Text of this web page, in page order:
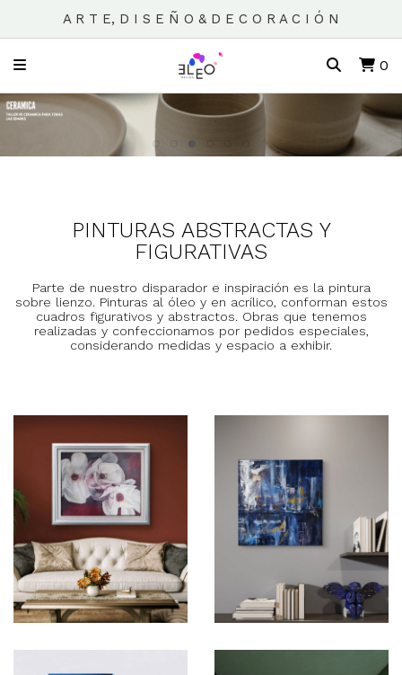
A R T E, D I S E Ñ O & D E C O R A C I Ó N
0
PINTURAS ABSTRACTAS Y
FIGURATIVAS
Parte de nuestro disparador e inspiración es la pintura
sobre lienzo. Pinturas al óleo y en acrílico, conforman estos
cuadros figurativos y abstractos. Obras que tenemos
realizadas y confeccionamos por pedidos especiales,
considerando medidas y espacio a exhibir.